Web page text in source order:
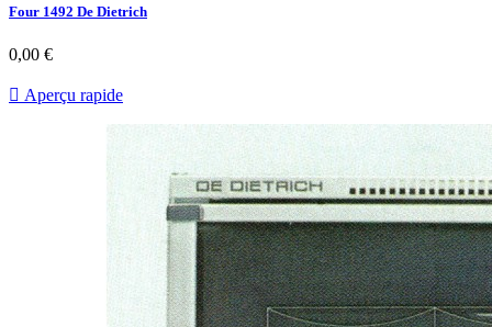
Four 1492 De Dietrich
0,00 €
 Aperçu rapide